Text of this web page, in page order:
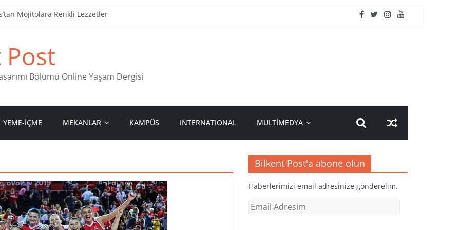
Mojitolara Renkli Lezzetler
Stamps in Ankara
Bölümü Online Yaşam Dergisi
YEME-İÇME MEKANLAR KAMPÜS INTERNATIONAL MULTİMEDYA
Bilkent Post'a abone olun
Haberlerimizi email adresinize gönderelim.
Email